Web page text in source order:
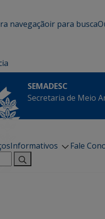
navegaçãoir para busca
SEMADESC
Secretaria de Meio
Informativos
Fale